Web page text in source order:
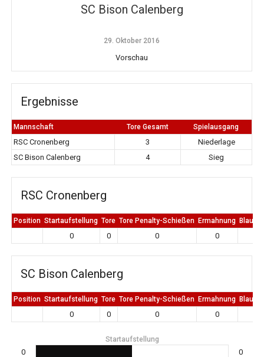
SC Bison Calenberg
29. Oktober 2016
Vorschau
Ergebnisse
Mannschaft Tore Gesamt Spielausgang
RSC Cronenberg 3
Niederlage
SC Bison Calenberg
4 Sieg
RSC Cronenberg
Position Startaufstellung Tore Tore Penalty-Schießen Ermahnung Blaue
0 0 0 0
SC Bison Calenberg
Position Startaufstellung Tore Tore Penalty-Schießen Ermahnung Blaue
0 0 0 0
Startaufstellung
0 0